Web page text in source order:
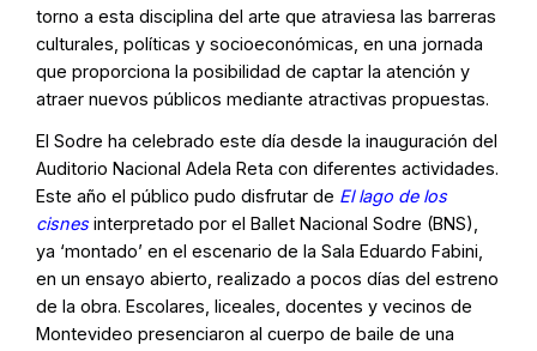
torno a esta disciplina del arte que atraviesa las barreras
culturales, políticas y socioeconómicas, en una jornada
que proporciona la posibilidad de captar la atención y
atraer nuevos públicos mediante atractivas propuestas.
El Sodre ha celebrado este día desde la inauguración del
Auditorio Nacional Adela Reta con diferentes actividades.
Este año el público pudo disfrutar de El lago de los
cisnesinterpretado por el Ballet Nacional Sodre (BNS),
ya ‘montado’ en el escenario de la Sala Eduardo Fabini,
en un ensayo abierto, realizado a pocos días del estreno
de la obra. Escolares, liceales, docentes y vecinos de
Montevideo presenciaron al cuerpo de baile de una